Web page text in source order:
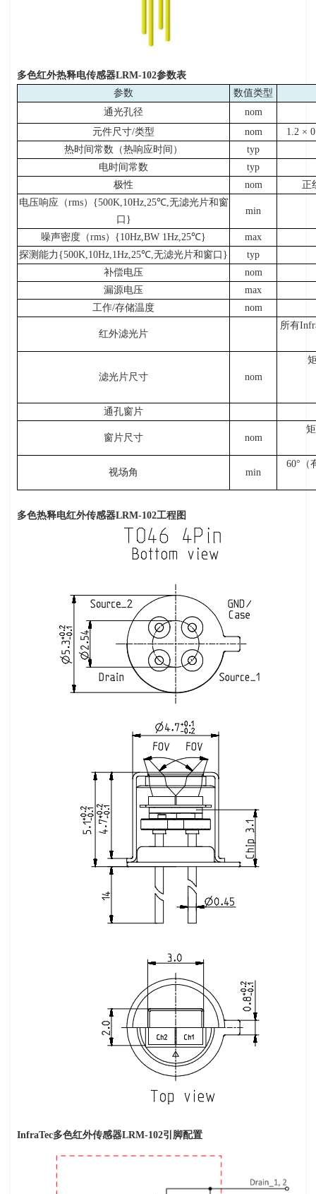
多色红外热释电传感器LRM-102参数表
参数
数值类型
通光孔径
nom
元件尺寸/类型 nom
1.2 ×
热时间常数（热响应时间）
typ
电时间常数
typ
极性
nom
正
电压响应（rms） {500K,10Hz,25℃, 无滤光片和窗
口 }
min
噪声密度（rms） {10Hz,BW 1Hz,25℃}
max
探测能力 {500K,10Hz,1Hz,25℃ ,无滤光片和窗口 }
typ
补偿电压
nom
漏源电压
max
工作/存储温度 nom
红外滤光片
所有
滤光片尺寸 nom
通孔窗片
窗片尺寸 nom
视场角 min
60°（
多色热释电红外传感器LRM-102工程图
InfraTec多色红外传感器LRM-102引脚配置